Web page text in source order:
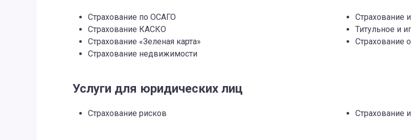
Страхование по ОСАГО
Страхование КАСКО
Страхование «Зеленая карта»
Страхование недвижимости
Страхование
Титульное и
Страхование
Услуги для юридических лиц
Страхование рисков Страхование